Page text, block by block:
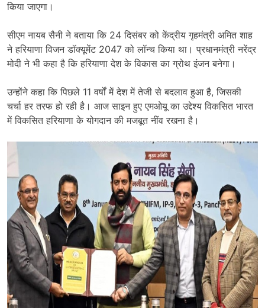
किया जाएगा।
सीएम नायब सैनी ने बताया कि 24 दिसंबर को केंद्रीय गृहमंत्री अमित शाह
ने हरियाणा विजन डॉक्यूमेंट 2047 को लॉन्च किया था। प्रधानमंत्री नरेंद्र
मोदी ने भी कहा है कि हरियाणा देश के विकास का ग्रोथ इंजन बनेगा।
उन्होंने कहा कि पिछले 11 वर्षों में देश में तेजी से बदलाव हुआ है, जिसकी
चर्चा हर तरफ हो रही है। आज साइन हुए एमओयू का उद्देश्य विकसित भारत
में विकसित हरियाणा के योगदान की मजबूत नींव रखना है।